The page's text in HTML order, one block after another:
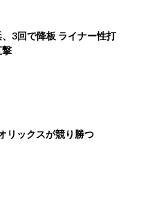
3回で降板 ライナー性打
撃
リックスが競り勝つ